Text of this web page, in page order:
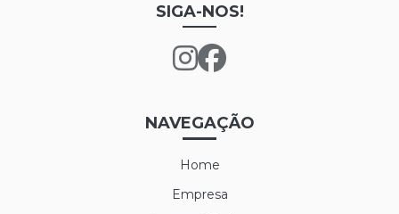
SIGA-NOS!
NAVEGAÇÃO
Home
Empresa